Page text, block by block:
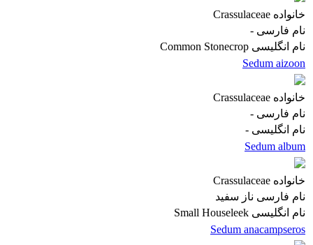
خانوادهCrassulaceae
نام فارسی -
نام انگلیسی Common Stonecrop
Sedum aizoon
خانوادهCrassulaceae
نام فارسی -
نام انگلیسی -
Sedum album
خانوادهCrassulaceae
نام فارسی ناز سفید
نام انگلیسی Small Houseleek
Sedum anacampseros